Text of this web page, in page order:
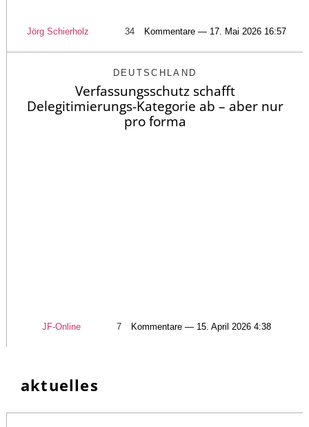
Jörg Schierholz 34 Kommentare — 17. Mai 2026 16:57
DEUTSCHLAND
Verfassungsschutz schafft
Delegitimierungs-Kategorie ab – aber nur
pro forma
JF-Online 7 Kommentare — 15. April 2026 4:38
aktuelles